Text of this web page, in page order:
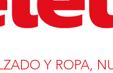
Y ROPA,